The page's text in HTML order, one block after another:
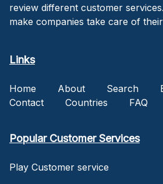
review different customer
make companies take care of
Links
Home About Search
Contact
Countries FAQ
Popular Customer Services
Play Customer service